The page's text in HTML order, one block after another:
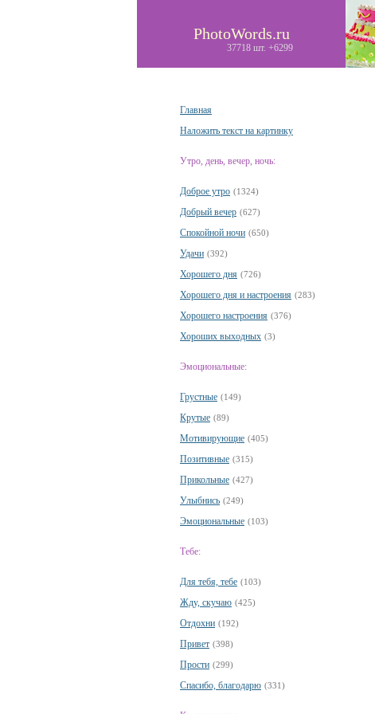
PhotoWords.ru
37718 шт. +6299
Главная
Наложить текст на картинку
Утро, день, вечер, ночь:
Доброе утро (1324)
Добрый вечер (627)
Спокойной ночи (650)
Удачи (392)
Хорошего дня (726)
Хорошего дня и настроения (283)
Хорошего настроения (376)
Хороших выходных (3)
Эмоциональные:
Грустные (149)
Крутые (89)
Мотивирующие (405)
Позитивные (315)
Прикольные (427)
Улыбнись (249)
Эмоциональные (103)
Тебе:
Для тебя, тебе (103)
Жду, скучаю (425)
Отдохни (192)
Привет (398)
Прости (299)
Спасибо, благодарю (331)